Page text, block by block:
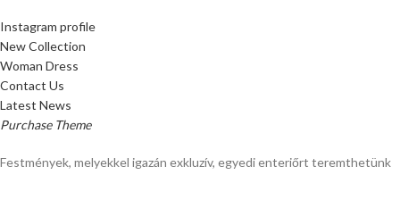
Instagram profile
New Collection
Woman Dress
Contact Us
Latest News
Purchase Theme
Festmények, melyekkel igazán exkluzív, egyedi enteriőrt teremthetünk